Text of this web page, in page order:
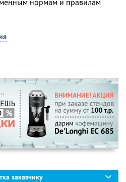
нормам и правилам
заказчику